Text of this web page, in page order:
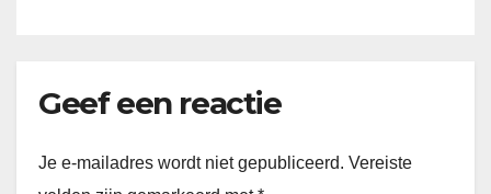
Geef een reactie
Je e-mailadres wordt niet gepubliceerd. Vereiste